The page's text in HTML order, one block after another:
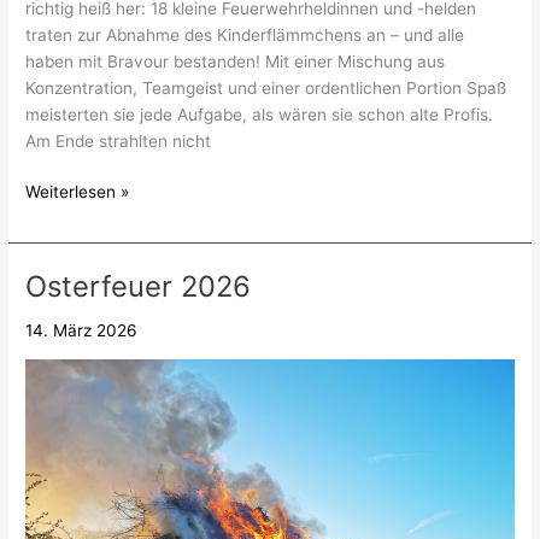
richtig heiß her: 18 kleine Feuerwehrheldinnen und -helden
traten zur Abnahme des Kinderflämmchens an – und alle
haben mit Bravour bestanden! Mit einer Mischung aus
Konzentration, Teamgeist und einer ordentlichen Portion Spaß
meisterten sie jede Aufgabe, als wären sie schon alte Profis.
Am Ende strahlten nicht
Weiterlesen »
Osterfeuer 2026
14. März 2026
Osterfeuer